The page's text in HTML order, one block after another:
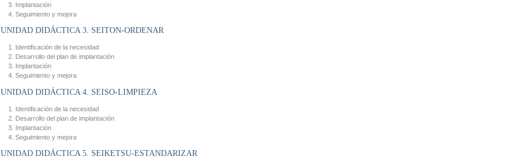
Implantación
Seguimiento y mejora
UNIDAD DIDÁCTICA 3. SEITON-ORDENAR
Identificación de la necesidad
Desarrollo del plan de implantación
Implantación
Seguimiento y mejora
UNIDAD DIDÁCTICA 4. SEISO-LIMPIEZA
Identificación de la necesidad
Desarrollo del plan de implantación
Implantación
Seguimiento y mejora
UNIDAD DIDÁCTICA 5. SEIKETSU-ESTANDARIZAR